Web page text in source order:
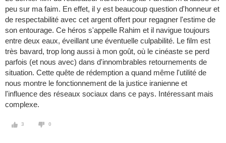
peu sur ma faim. En effet, il y est beaucoup question d'honneur et
de respectabilité avec cet argent offert pour regagner l'estime de
son entourage. Ce héros s'appelle Rahim et il navigue toujours
entre deux eaux, éveillant une éventuelle culpabilité. Le film est
très bavard, trop long aussi à mon goût, où le cinéaste se perd
parfois (et nous avec) dans d'innombrables retournements de
situation. Cette quête de rédemption a quand même l'utilité de
nous montre le fonctionnement de la justice iranienne et
l'influence des réseaux sociaux dans ce pays. Intéressant mais
complexe.
3 0